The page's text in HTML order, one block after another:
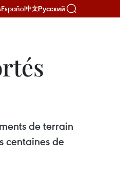
Español中文Русский
de terrain
centaines de